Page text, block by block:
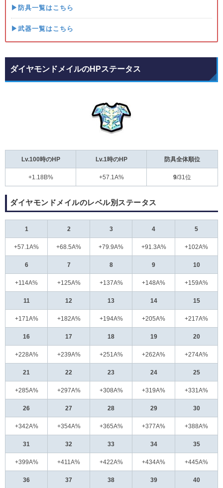
▶防具一覧はこちら
▶武器一覧はこちら
ダイヤモンドメイルのHPステータス
Lv.100時のHP Lv.1時のHP 防具全体順位
+1.18B% +57.1A% 9/31位
ダイヤモンドメイルのレベル別ステータス
1 2 3 4 5
+57.1A% +68.5A% +79.9A% +91.3A% +102A%
6 7 8 9 10
+114A% +125A% +137A% +148A% +159A%
11 12 13 14 15
+171A% +182A% +194A% +205A% +217A%
16 17 18 19 20
+228A% +239A% +251A% +262A% +274A%
21 22 23 24 25
+285A% +297A% +308A% +319A% +331A%
26 27 28 29 30
+342A% +354A% +365A% +377A% +388A%
31 32 33 34 35
+399A% +411A% +422A% +434A% +445A%
36 37 38 39 40